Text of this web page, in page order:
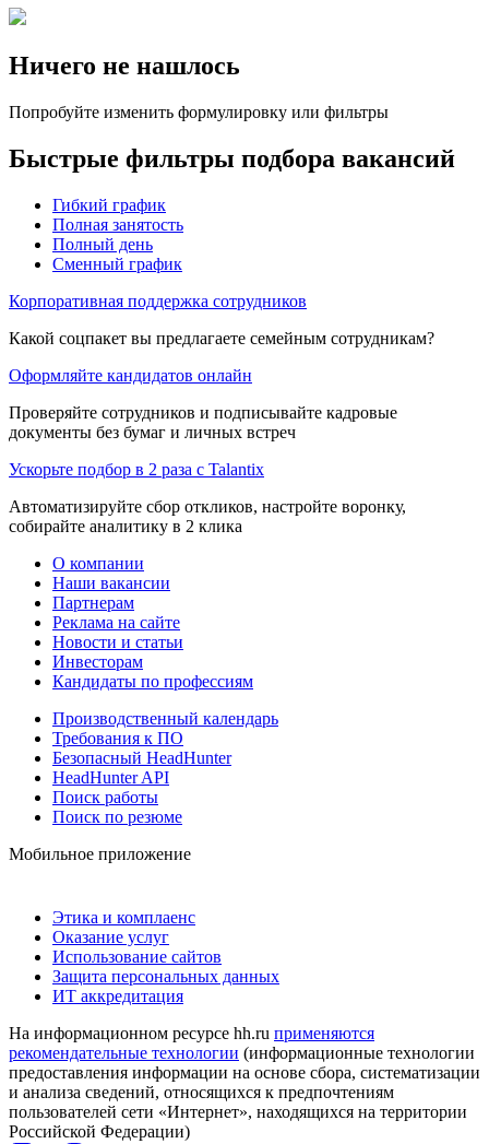
Ничего не нашлось
Попробуйте изменить формулировку или фильтры
Быстрые фильтры подбора вакансий
Гибкий график
Полная занятость
Полный день
Сменный график
Корпоративная поддержка сотрудников
Какой соцпакет вы предлагаете семейным сотрудникам?
Оформляйте кандидатов онлайн
Проверяйте сотрудников и подписывайте кадровые
документы без бумаг и личных встреч
Ускорьте подбор в 2 раза с Talantix
Автоматизируйте сбор откликов, настройте воронку,
собирайте аналитику в 2 клика
О компании
Наши вакансии
Партнерам
Реклама на сайте
Новости и статьи
Инвесторам
Кандидаты по профессиям
Производственный календарь
Требования к ПО
Безопасный HeadHunter
HeadHunter API
Поиск работы
Поиск по резюме
Мобильное приложение
Этика и комплаенс
Оказание услуг
Использование сайтов
Защита персональных данных
ИТ аккредитация
На информационном ресурсе hh.ru применяются
рекомендательные технологии (информационные технологии
предоставления информации на основе сбора, систематизации
и анализа сведений, относящихся к предпочтениям
пользователей сети «Интернет», находящихся на территории
Российской Федерации)